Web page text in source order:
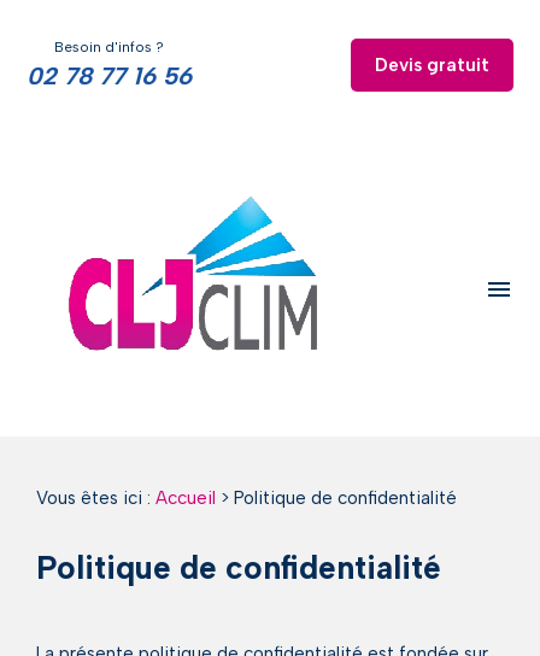
Besoin d'infos ?
02 78 77 16 56 Devis gratuit
menu
Vous êtes ici : Accueil > Politique de confidentialité
Politique de confidentialité